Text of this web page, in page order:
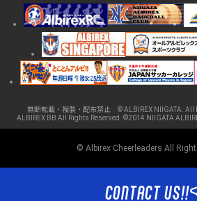
CONTACT US!!
無断転載・複製・配布禁止 © ALBIREX NIIGATA. All
ALBIREX BB All Rights Reserved. ©2014 NIIGATA
© Albirex Cheerleaders All Right
CONTACT US!!